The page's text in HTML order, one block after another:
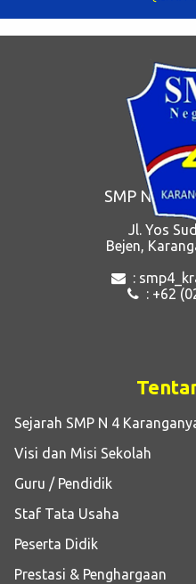
dapat melakukan kerja sama
budaya setempat, sehingga
SMP Negeri
Jl. Yos
Bejen,
:
: +62
Sejarah SMP N 4
Visi dan Misi Sekolah
Guru / Pendidik
Staf Tata Usaha
Peserta Didik
Prestasi & Penghargaan